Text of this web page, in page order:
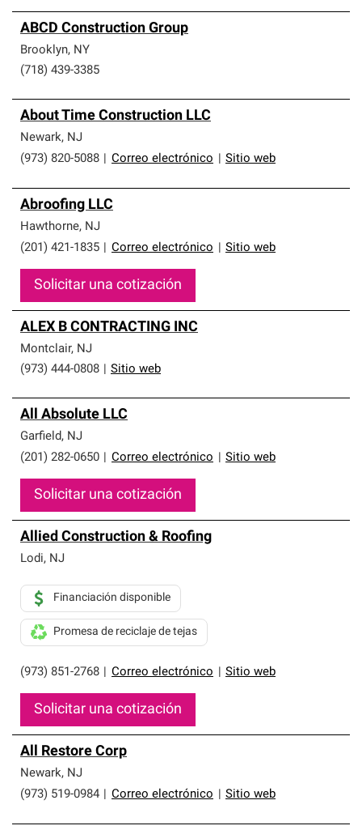
ABCD Construction Group
Brooklyn, NY
(718) 439-3385
About Time Construction LLC
Newark, NJ
(973) 820-5088
Correo electrónico Sitio web
Abroofing LLC
Hawthorne, NJ
(201) 421-1835
Correo electrónico Sitio web
Solicitar una cotización
ALEX B CONTRACTING INC
Montclair, NJ
(973) 444-0808
Sitio web
All Absolute LLC
Garfield, NJ
(201) 282-0650
Correo electrónico Sitio web
Solicitar una cotización
Allied Construction & Roofing
Lodi, NJ
(973) 851-2768 Correo electrónico Sitio web
Financiación disponible
Promesa de reciclaje de tejas
Solicitar una cotización
All Restore Corp
Newark, NJ
(973) 519-0984
Correo electrónico Sitio web